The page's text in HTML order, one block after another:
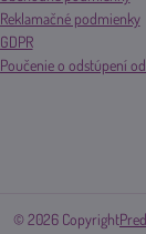
Reklamačné podmienky
GDPR
Poučenie o odstúpení
©2026Copyright